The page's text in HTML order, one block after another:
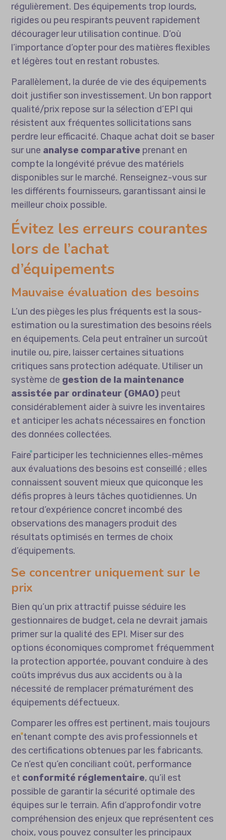
régulièrement. Des équipements trop lourds,
rigides ou peu respirants peuvent rapidement
décourager leur utilisation continue. D’où
l’importance d’opter pour des matières flexibles
et légères tout en restant robustes.
Parallèlement, la durée de vie des équipements
doit justifier son investissement. Un bon rapport
qualité/prix repose sur la sélection d’EPI qui
résistent aux fréquentes sollicitations sans
perdre leur efficacité. Chaque achat doit se baser
sur une analyse comparative prenant en
compte la longévité prévue des matériels
disponibles sur le marché. Renseignez-vous sur
les différents fournisseurs, garantissant ainsi le
meilleur choix possible.
Évitez les erreurs courantes
lors de l’achat
d’équipements
Mauvaise évaluation des besoins
L’un des pièges les plus fréquents est la sous-
estimation ou la surestimation des besoins réels
en équipements. Cela peut entraîner un surcoût
inutile ou, pire, laisser certaines situations
critiques sans protection adéquate. Utiliser un
système de gestion de la maintenance
assistée par ordinateur (GMAO) peut
considérablement aider à suivre les inventaires
et anticiper les achats nécessaires en fonction
des données collectées.
Faire participer les techniciennes elles-mêmes
aux évaluations des besoins est conseillé ; elles
connaissent souvent mieux que quiconque les
défis propres à leurs tâches quotidiennes. Un
retour d’expérience concret incombé des
observations des managers produit des
résultats optimisés en termes de choix
d’équipements.
Se concentrer uniquement sur le
prix
Bien qu’un prix attractif puisse séduire les
gestionnaires de budget, cela ne devrait jamais
primer sur la qualité des EPI. Miser sur des
options économiques compromet fréquemment
la protection apportée, pouvant conduire à des
coûts imprévus dus aux accidents ou à la
nécessité de remplacer prématurément des
équipements défectueux.
Comparer les offres est pertinent, mais toujours
en tenant compte des avis professionnels et
des certifications obtenues par les fabricants.
Ce n’est qu’en conciliant coût, performance
et conformité réglementaire, qu’il est
possible de garantir la sécurité optimale des
équipes sur le terrain. Afin d’approfondir votre
compréhension des enjeux que représentent ces
choix, vous pouvez consulter les principaux